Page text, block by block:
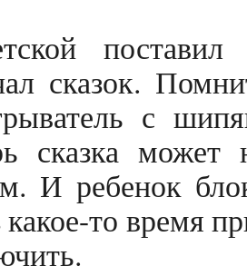
поставил
сказок.
с
сказка
И ребенок
какое-то время